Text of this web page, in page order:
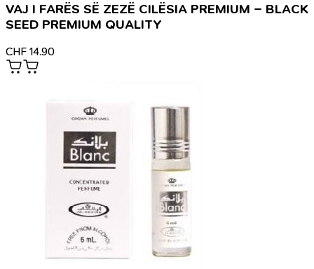
VAJ I FARËS SË ZEZË CILËSIA PREMIUM – BLACK
SEED PREMIUM QUALITY
CHF 14.90